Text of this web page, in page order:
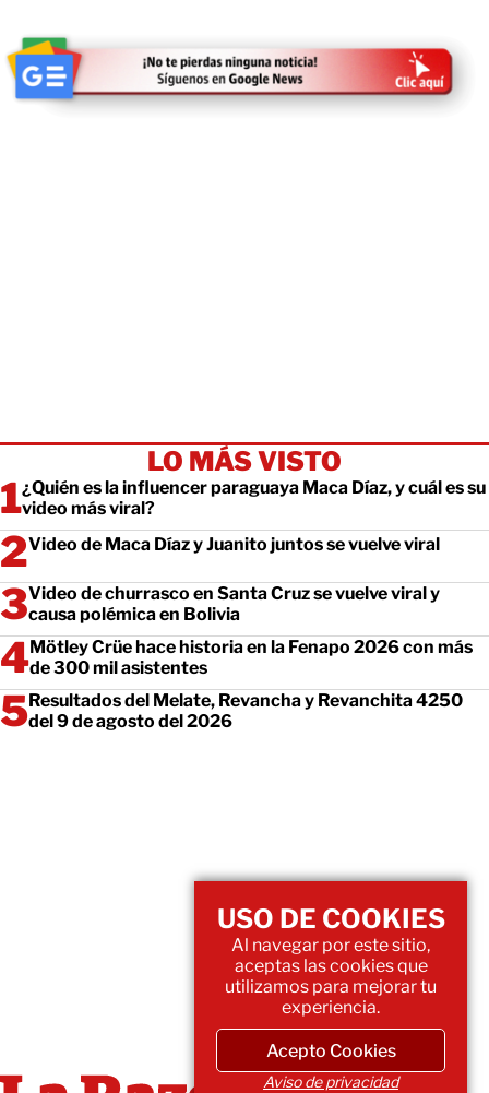
LO MÁS VISTO
¿Quién es la influencer paraguaya Maca Díaz, y cuál es su
video más viral?
Video de Maca Díaz y Juanito juntos se vuelve viral
Video de churrasco en Santa Cruz se vuelve viral y
causa polémica en Bolivia
Mötley Crüe hace historia en la Fenapo 2026 con más
de 300 mil asistentes
Resultados del Melate, Revancha y Revanchita 4250
del 9 de agosto del 2026
USO DE COOKIES
Al navegar por este sitio,
aceptas las cookies que
utilizamos para mejorar tu
experiencia.
Acepto Cookies
Aviso de privacidad